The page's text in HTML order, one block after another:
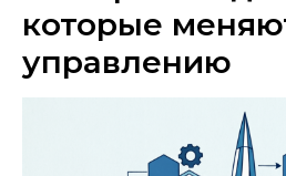
которые
управлению